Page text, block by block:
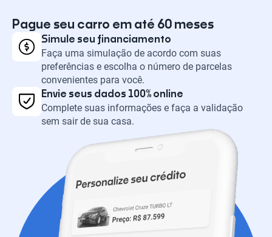
Pague seu carro em até 60 meses
Simule seu financiamento
Faça uma simulação de acordo com suas
preferências e escolha o número de parcelas
convenientes para você.
Envie seus dados 100% online
Complete suas informações e faça a validação
sem sair de sua casa.